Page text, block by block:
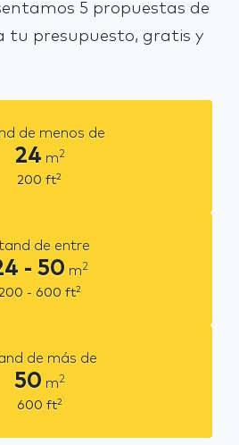
5 propuestas de
tu presupuesto, gratis y
de menos de
24 m2
200 ft2
de entre
- 50 m2
200 - 600 ft2
de más de
50 m2
600 ft2